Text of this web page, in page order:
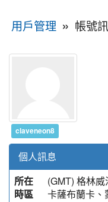
用戶管理 » 帳號
claveneon8
個人訊息
所在
時區
(GMT) 格林
卡薩布蘭卡、